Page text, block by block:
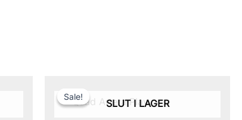
Sale!
SLUT I LAGER
Sale!
priset
priset